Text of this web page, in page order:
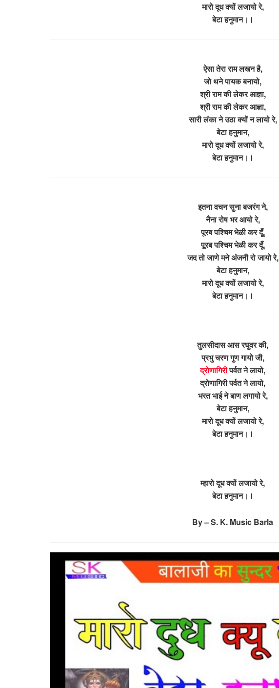
मारो दूध क्यों लजायो रे,
बेटा हनुमान।।
ऐसा तेरा राम लखन है,
जो थने पायक बनायो,
श्री राम की लेकर आज्ञा,
श्री राम की लेकर आज्ञा,
सारी लंका ने उठा क्यों न लायो रे,
बेटा हनुमान,
मारो दूध क्यों लजायो रे,
बेटा हनुमान।।
इतना वचन सुना बजरंग ने,
नैना रोष भर आयो रे,
पूरब पश्चिम भेळी कर दूँ,
पूरब पश्चिम भेळी कर दूँ,
जद तो जाणे मने अंजनी रो जायो रे,
बेटा हनुमान,
मारो दूध क्यों लजायो रे,
बेटा हनुमान।।
तुलसीदास आस रघुवर की,
प्रभु चरण गुण गायो जी,
द्रोणागिरीपर्वत ने लायो,
द्रोणागिरी पर्वत ने लायो,
भरत भाई ने बाण लगायो रे,
बेटा हनुमान,
मारो दूध क्यों लजायो रे,
बेटा हनुमान।।
म्हारो दूध क्यों लजायो रे,
बेटा हनुमान।।
By – S. K. Music Barla